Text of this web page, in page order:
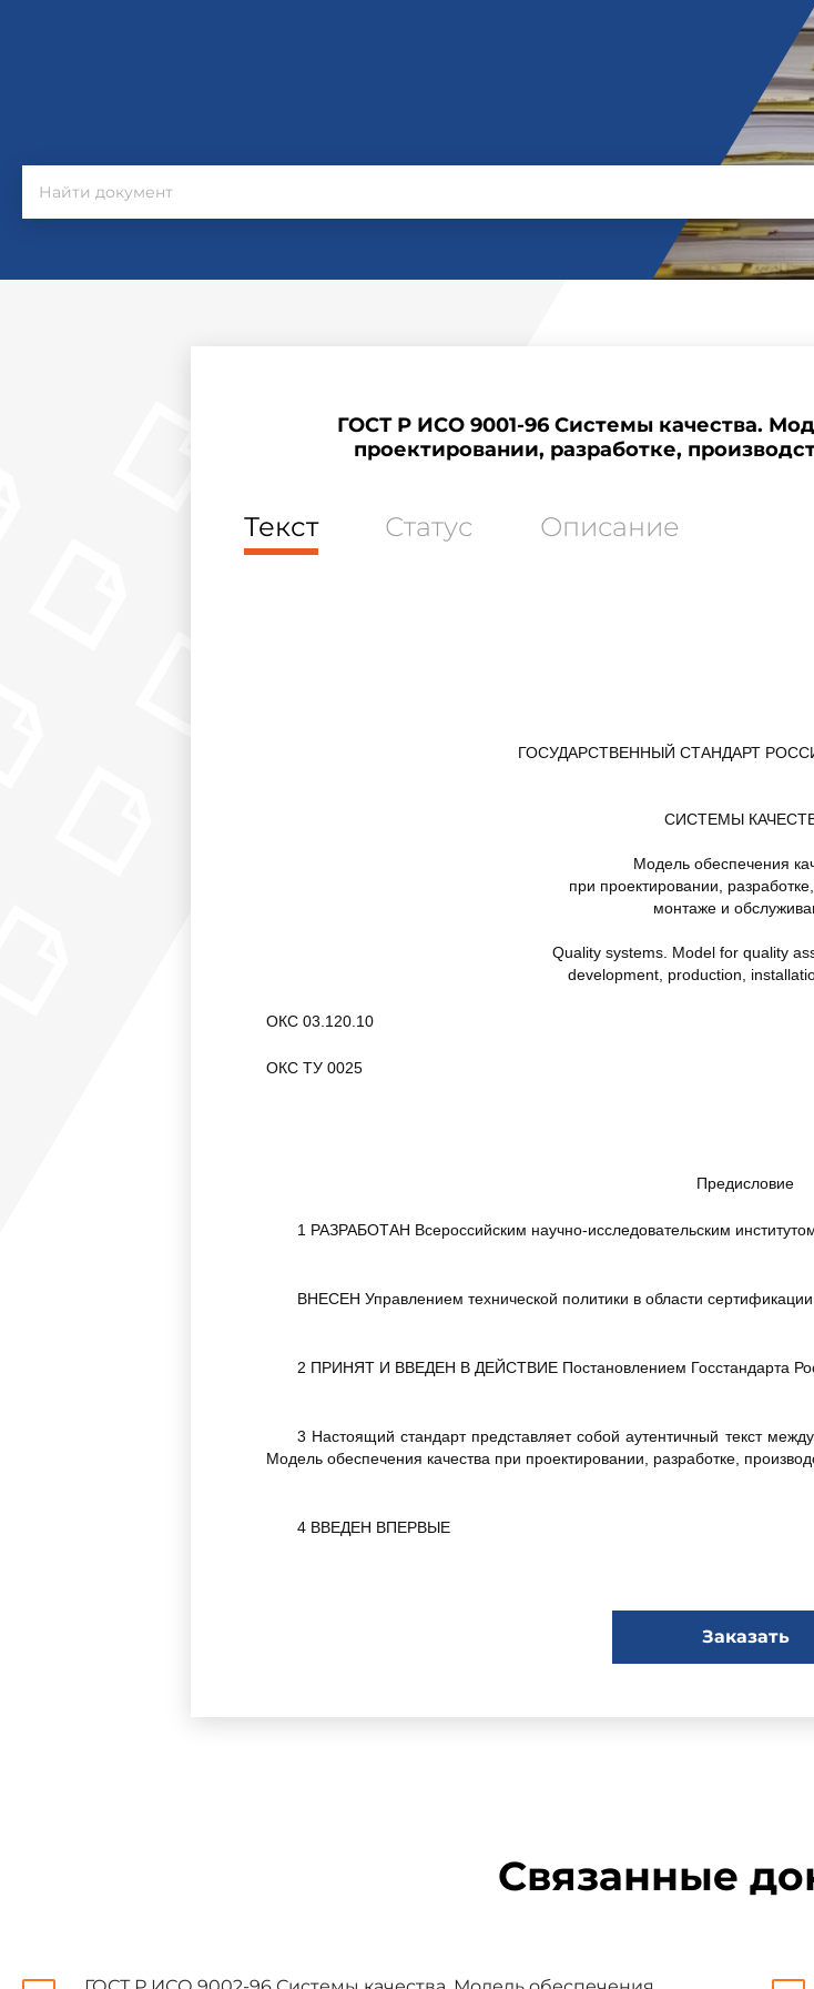
ГОСТ Р ИСО 9001-96 Системы качества.
проектировании, разработке,
Текст Статус Описание
ГОСУДАРСТВЕННЫЙ СТАНДАРТ
СИСТЕМЫ
Модель обеспечения
при проектировании,
монтаже и
Quality systems. Model for quality
development, production,
ОКС 03.120.10
ОКС ТУ 0025
Предисловие
1 РАЗРАБОТАН Всероссийским научно-исследовательским
ВНЕСЕН Управлением технической политики в области сертификации
2 ПРИНЯТ И ВВЕДЕН В ДЕЙСТВИЕ Постановлением Госстандарта
3 Настоящий стандарт представляет собой аутентичный текст
Модель обеспечения качества при проектировании, разработке,
4 ВВЕДЕН ВПЕРВЫЕ
а) ГОСТ Р ИСО 9001-96 Системы качества. Модель обеспечения
Заказать
Связанные